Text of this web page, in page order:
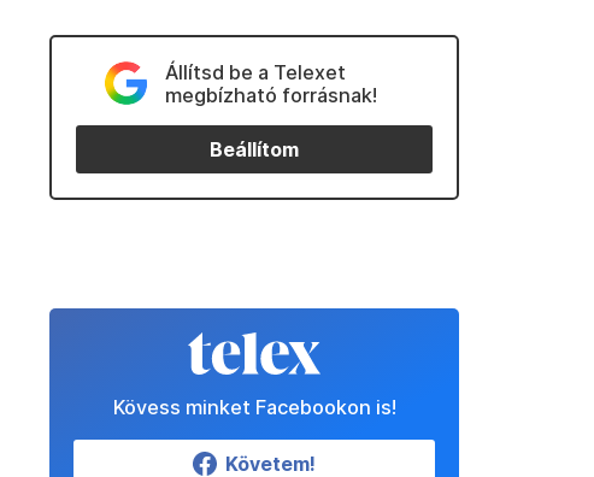
Állítsd be a Telexet
megbízható forrásnak!
Beállítom
Kövess minket Facebookon is!
Követem!